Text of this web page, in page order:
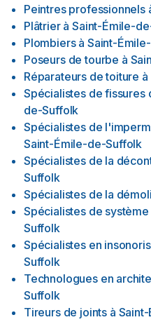
Peintres professionnels
Plâtrier à Saint-Émile-
Plombiers à Saint-
Poseurs de tourbe à
Réparateurs de toiture à
Spécialistes de fissures
de-Suffolk
Spécialistes de
Saint-Émile-de-Suffolk
Spécialistes de la
Suffolk
Spécialistes de la
Spécialistes de
Suffolk
Spécialistes en
Suffolk
Technologues en
Suffolk
Tireurs de joints à